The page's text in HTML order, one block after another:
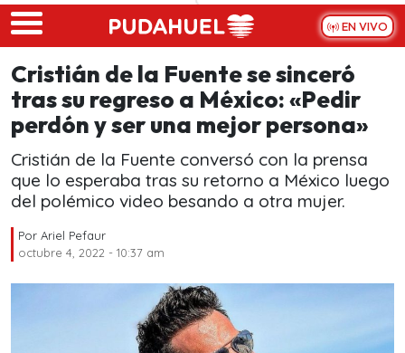
Skip to main content
EN VIVO
Cristián de la Fuente se sinceró
tras su regreso a México: «Pedir
perdón y ser una mejor persona»
Cristián de la Fuente conversó con la prensa
que lo esperaba tras su retorno a México luego
del polémico video besando a otra mujer.
Por Ariel Pefaur
octubre 4, 2022 - 10:37 am